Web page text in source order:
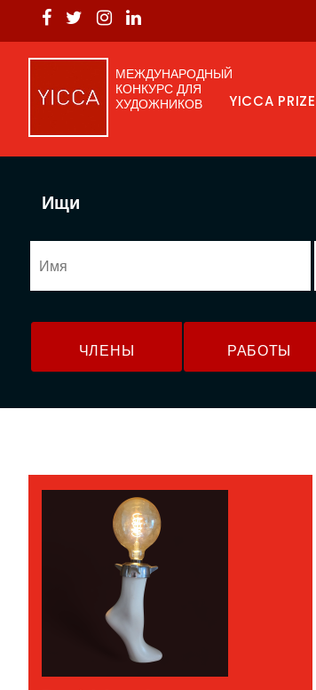
МЕЖДУНАРОДНЫЙ
КОНКУРС ДЛЯ
ХУДОЖНИКОВ
YICCA PRIZE
Ищи
ЧЛЕНЫ РАБОТЫ